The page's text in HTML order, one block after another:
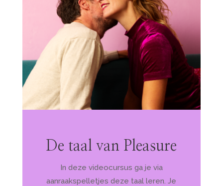
De taal van Pleasure
In deze videocursus ga je via
aanraakspelletjes deze taal leren. Je